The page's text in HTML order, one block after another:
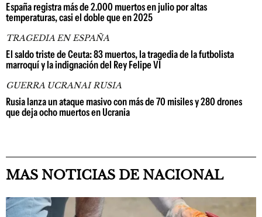
España registra más de 2.000 muertos en julio por altas
temperaturas, casi el doble que en 2025
TRAGEDIA EN ESPAÑA
El saldo triste de Ceuta: 83 muertos, la tragedia de la futbolista
marroquí y la indignación del Rey Felipe VI
GUERRA UCRANAI RUSIA
Rusia lanza un ataque masivo con más de 70 misiles y 280 drones
que deja ocho muertos en Ucrania
MAS NOTICIAS DE NACIONAL